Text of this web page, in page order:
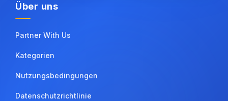
Über uns
Partner With Us
Kategorien
Nutzungsbedingungen
Datenschutzrichtlinie